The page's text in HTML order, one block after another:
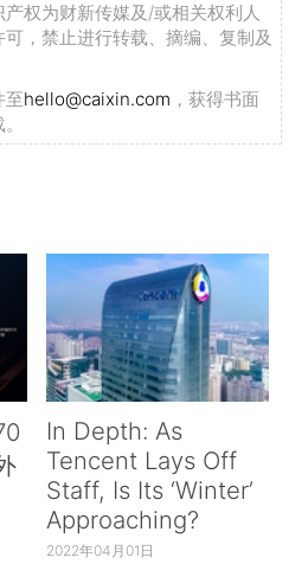
权为财新传媒及/或相关权利人
，禁止进行转载、摘编、复制及
至hello@caixin.com ，获得书面
In Depth: As
Tencent Lays Off
Staff, Is Its ‘Winter’
Approaching?
2022年04月01日